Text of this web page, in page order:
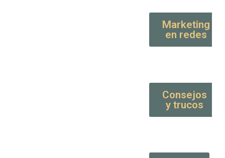
Marketing
en redes
Consejos
y trucos